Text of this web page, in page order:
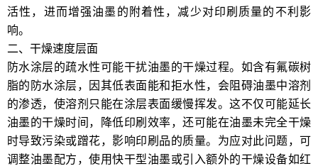
活性，进而增强油墨的附着性，减少对印刷质量的不利影
响。
二、干燥速度层面
防水涂层的疏水性可能干扰油墨的干燥过程。如含有氟碳树
脂的防水涂层，因其低表面能和拒水性，会阻碍油墨中溶剂
的渗透，使溶剂只能在涂层表面缓慢挥发。这不仅可能延长
油墨的干燥时间，降低印刷效率，还可能在油墨未完全干燥
时导致污染或蹭花，影响印刷品的质量。为应对此问题，可
调整油墨配方，使用快干型油墨或引入额外的干燥设备如红